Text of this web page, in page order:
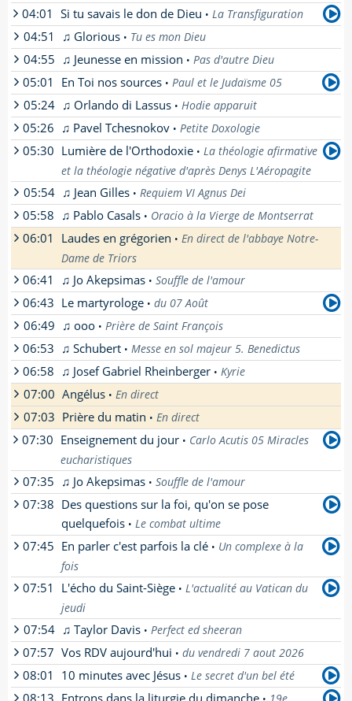
04:01 Si tu savais le don de Dieu • La Transfiguration
parTristan Rivière - La Transfiguration par
Tristan Rivière au congrès Adoratio à Notre-
Dame du Laus
[En savoir plus]
04:51 ♫ Glorious • Tu es mon Dieu
04:55 ♫ Jeunesse en mission • Pas d'autre Dieu
05:01 En Toi nos sources • Paul et le Judaïsme 05
parJean-Marie Allafort-
[En savoir plus
05:24 ♫ Orlando di Lassus • Hodie apparuit
05:26 ♫ Pavel Tchesnokov • Petite Doxologie
05:30 Lumière de l'Orthodoxie • La théologie afirmative
et la théologie négative d'après Denys L'Aéropagite
parBertrand Vergely
[En savoir plus]
05:54 ♫ Jean Gilles • Requiem VI Agnus Dei
05:58 ♫ Pablo Casals • Oracio à la Vierge de Montserrat
06:01 Laudes en grégorien • En direct de l'abbaye Notre-
Dame de Triors
Office des Laudes en grégorien en direct de
l'abbaye Notre-Dame de Triors.
[En savoir plus
06:41 ♫ Jo Akepsimas • Souffle de l'amour
06:43 Le martyrologe • du 07 Août
[En savoir plus]
06:49 ♫ ooo • Prière de Saint François
06:53 ♫ Schubert • Messe en sol majeur 5. Benedictus
06:58 ♫ Josef Gabriel Rheinberger • Kyrie
07:00 Angélus • En direct
[En savoir plus]
07:03 Prière du matin • En direct
[En savoir plus]
07:30 Enseignement du jour • Carlo Acutis 05 Miracles
eucharistiques
parSoeur Beata-Véronique- Enseignement
donné par soeur Beata-Véronique, soeur
apostolique de St Jean à Semur-en-Brionnais
[En savoir plus]
07:35 ♫ Jo Akepsimas • Souffle de l'amour
07:38 Des questions sur la foi, qu'on se pose
quelquefois • Le combat ultime
par Père Pierre Descouvemont-
07:45 En parler c'est parfois la clé • Un complexe à la
fois
parLe collectif ResKP -
07:51 L'écho du Saint-Siège • L'actualité au Vatican du
jeudi
[En savoir plus]
07:54 ♫ Taylor Davis • Perfect ed sheeran
07:57 Vos RDV aujourd'hui • du vendredi 7 aout 2026
parOlivier-
08:01 10 minutes avec Jésus • Le secret d'un bel été
08:13 Entrons dans la liturgie du dimanche